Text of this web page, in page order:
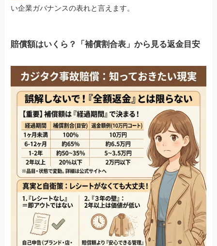
い企業ガバナンスの表れと言えます。
賠償額はいくら？「補償割合表」から見る返金目安